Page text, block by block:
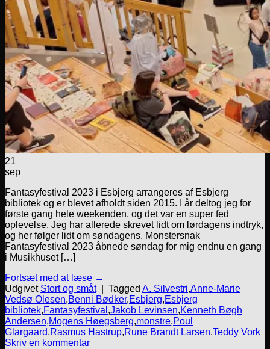
21
sep
Fantasyfestival 2023 i Esbjerg arrangeres af Esbjerg
bibliotek og er blevet afholdt siden 2015. I år deltog jeg for
første gang hele weekenden, og det var en super fed
oplevelse. Jeg har allerede skrevet lidt om lørdagens indtryk,
og her følger lidt om søndagens. Monstersnak
Fantasyfestival 2023 åbnede søndag for mig endnu en gang
i Musikhuset […]
Fortsæt med at læse →
Udgivet Stort og småt Tagged A. Silvestri,Anne-Marie
Vedsø Olesen,Benni Bødker,Esbjerg,Esbjerg
bibliotek,Fantasyfestival ,Jakob Levinsen,Kenneth Bøgh
Andersen,Mogens Høegsberg,monstre,Poul
Glargaard,Rasmus Hastrup,Rune Brandt Larsen,Teddy Vork
Skriv en kommentar